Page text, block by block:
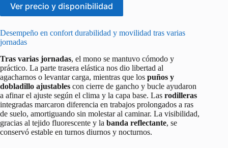
Ver precio y disponibilidad
Desempeño en confort durabilidad y movilidad tras varias
jornadas
Tras varias jornadas, el mono se mantuvo cómodo y
práctico. La parte trasera elástica nos dio libertad al
agacharnos o levantar carga, mientras que los puños y
dobladillo ajustables con cierre de gancho y bucle ayudaron
a afinar el ajuste según el clima y la capa base. Las rodilleras
integradas marcaron diferencia en trabajos prolongados a ras
de suelo, amortiguando sin molestar al caminar. La visibilidad,
gracias al tejido fluorescente y la banda reflectante, se
conservó estable en turnos diurnos y nocturnos.